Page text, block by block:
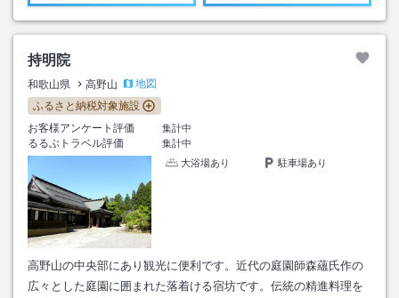
持明院
和歌山県 高野山
地図
ふるさと納税対象施設
お客様アンケート評価
集計中
るるぶトラベル評価
集計中
大浴場あり
駐車場あり
高野山の中央部にあり観光に便利です。近代の庭園師森蘊氏作の
広々とした庭園に囲まれた落着ける宿坊です。伝統の精進料理を